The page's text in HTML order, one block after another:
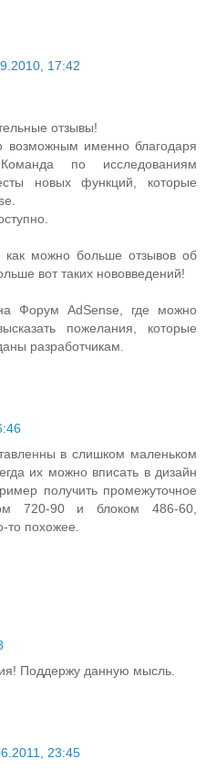
17:42
отзывы!
возможным именно благодаря
по исследованиям
новых функций, которые
как можно больше отзывов об
вот таких нововведений!
Форум AdSense, где можно
пожелания, которые
разработчикам.
в слишком маленьком
их можно вписать в дизайн
получить промежуточное
720-90 и блоком 486-60,
то похожее.
Поддержу данную мысль.
23:45